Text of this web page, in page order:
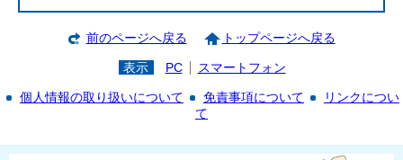
前のページへ戻る トップページへ戻る
表示 PC スマートフォン
個人情報の取り扱いについて 免責事項について
リンクについ
て